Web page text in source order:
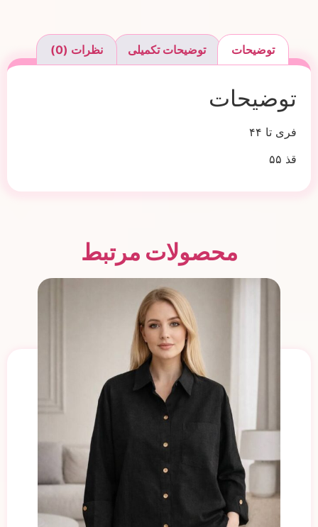
توضیحات توضیحات تکمیلی نظرات (0)
توضیحات
فری تا ۴۴
قذ ۵۵
محصولات مرتبط